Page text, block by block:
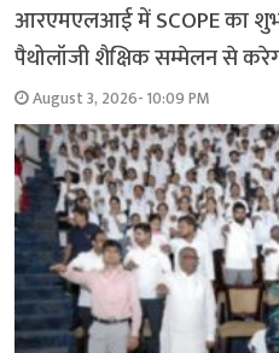
आरएमएलआई में SCOPE का
पैथोलॉजी शैक्षिक सम्मेलन से
August 3, 2026- 10:09 PM